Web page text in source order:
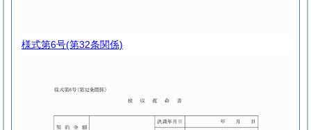
様式第6号(第32条関係)